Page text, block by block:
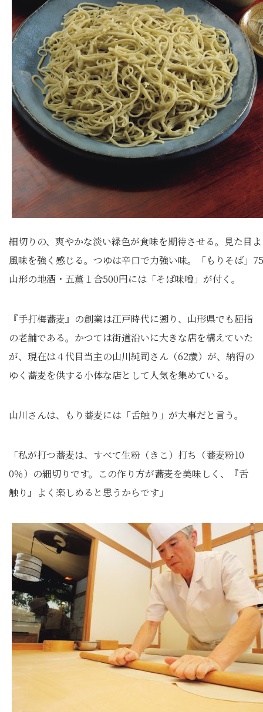
細切りの、爽やかな淡い緑色が食味を期待させる。見た目
風味を強く感じる。つゆは辛口で力強い味。「もりそば」
山形の地酒・五薫１合500円には「そば味噌」が付く。
『手打梅蕎麦』の創業は江戸時代に遡り、山形県でも屈指
の老舗である。かつては街道沿いに大きな店を構えていた
が、現在は４代目当主の山川純司さん（62歳）が、納得の
ゆく蕎麦を供する小体な店として人気を集めている。
山川さんは、もり蕎麦には「舌触り」が大事だと言う。
「私が打つ蕎麦は、すべて生粉（きこ）打ち（蕎麦粉10
0％）の細切りです。この作り方が蕎麦を美味しく、『舌
触り』よく楽しめると思うからです」